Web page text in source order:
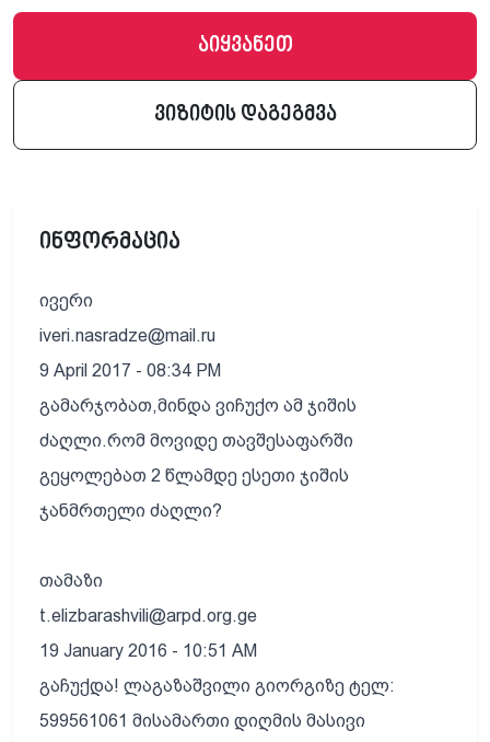
აიყვანეთ
ვიზიტის დაგეგმვა
ინფორმაცია
ივერი
iveri.nasradze@mail.ru
9 April 2017 - 08:34 PM
გამარჯობათ,მინდა ვიჩუქო ამ ჯიშის
ძაღლი.რომ მოვიდე თავშესაფარში
გეყოლებათ 2 წლამდე ესეთი ჯიშის
ჯანმრთელი ძაღლი?
თამაზი
t.elizbarashvili@arpd.org.ge
19 January 2016 - 10:51 AM
გაჩუქდა! ლაგაზაშვილი გიორგიზე ტელ:
599561061 მისამართი დიღმის მასივი